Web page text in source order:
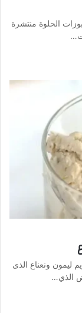
الحلوة منتشرة
ليمون ونعناع الذى
الذي…